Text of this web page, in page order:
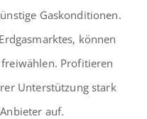
Gaskonditionen.
können
Profitieren
Unterstützung stark
auf.